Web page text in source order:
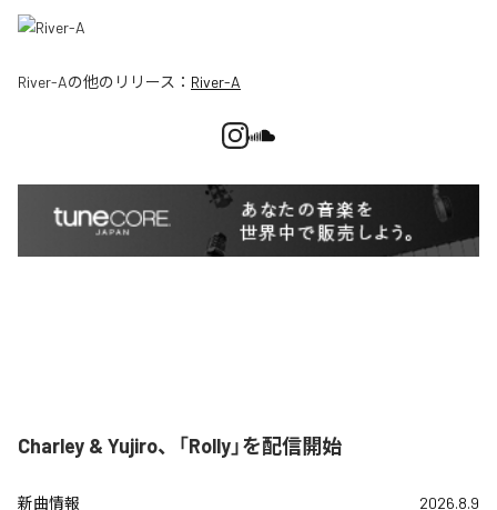
River-Aの他のリリース： River-A
Charley & Yujiro、「Rolly」を配信開始
新曲情報 2026.8.9